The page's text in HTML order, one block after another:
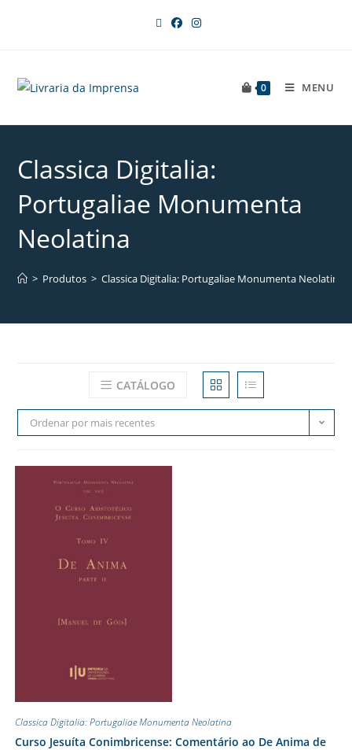
0 MENU
Classica Digitalia:
Portugaliae Monumenta
Neolatina
> Produtos > Classica Digitalia: Portugaliae Monumenta Neolatina
CATÁLOGO
Ordenar por mais recentes
Classica Digitalia: Portugaliae Monumenta Neolatina
Curso Jesuíta Conimbricense: Comentário ao De Anima de